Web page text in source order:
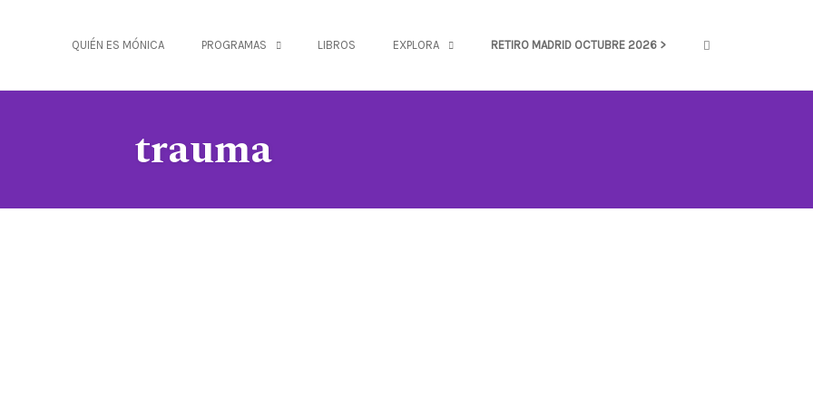
QUIÉN ES MÓNICA PROGRAMAS LIBROS EXPLORA RETIRO MADRID OCTUBRE 2026 >
trauma